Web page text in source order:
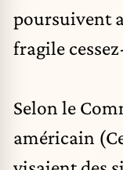
poursuivent
fragile
Selon le
américain